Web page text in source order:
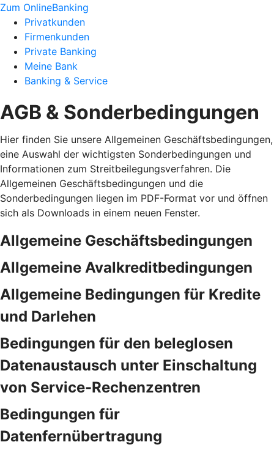
Zum OnlineBanking
Privatkunden
Firmenkunden
Private Banking
Meine Bank
Banking & Service
AGB & Sonderbedingungen
Hier finden Sie unsere Allgemeinen Geschäftsbedingungen,
eine Auswahl der wichtigsten Sonderbedingungen und
Informationen zum Streitbeilegungsverfahren. Die
Allgemeinen Geschäftsbedingungen und die
Sonderbedingungen liegen im PDF-Format vor und öffnen
sich als Downloads in einem neuen Fenster.
Allgemeine Geschäftsbedingungen
Allgemeine Avalkreditbedingungen
Allgemeine Bedingungen für Kredite
und Darlehen
Bedingungen für den beleglosen
Datenaustausch unter Einschaltung
von Service-Rechenzentren
Bedingungen für
Datenfernübertragung